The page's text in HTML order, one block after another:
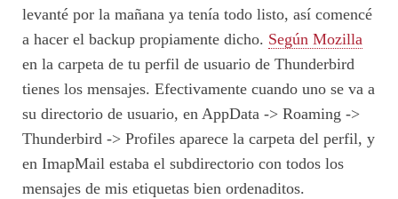
levanté por la mañana ya tenía todo listo, así comencé
a hacer el backup propiamente dicho. Según Mozilla
en la carpeta de tu perfil de usuario de Thunderbird
tienes los mensajes. Efectivamente cuando uno se va a
su directorio de usuario, en AppData -> Roaming ->
Thunderbird -> Profiles aparece la carpeta del perfil, y
en ImapMail estaba el subdirectorio con todos los
mensajes de mis etiquetas bien ordenaditos.